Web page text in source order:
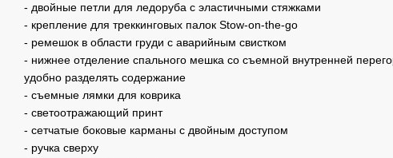
- двойные петли для ледоруба с эластичными стяжками
- крепление для треккинговых палок Stow-on-the-go
- ремешок в области груди с аварийным свистком
- нижнее отделение спального мешка со съемной внутренней
удобно разделять содержание
- съемные лямки для коврика
- светоотражающий принт
- сетчатые боковые карманы с двойным доступом
- ручка сверху